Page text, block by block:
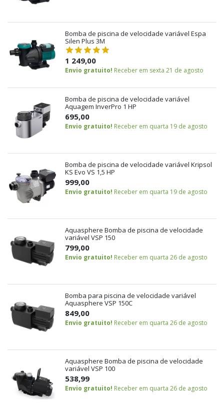
Bomba de piscina de velocidade variável Espa
Silen Plus 3M
1 249,00
Envio gratuito! Receber em sexta 21 de agosto
Bomba de piscina de velocidade variável
Aquagem InverPro 1 HP
695,00
Envio gratuito! Receber em quarta 19 de agosto
Bomba de piscina de velocidade variável Kripsol
KS Evo VS 1,5 HP
999,00
Envio gratuito! Receber em quarta 19 de agosto
Aquasphere Bomba de piscina de velocidade
variável VSP 150
799,00
Envio gratuito! Receber em quarta 26 de agosto
Bomba para piscina de velocidade variável
Aquasphere VSP 150C
849,00
Envio gratuito! Receber em quarta 26 de agosto
Aquasphere Bomba de piscina de velocidade
variável VSP 100
538,99
Envio gratuito! Receber em quarta 26 de agosto